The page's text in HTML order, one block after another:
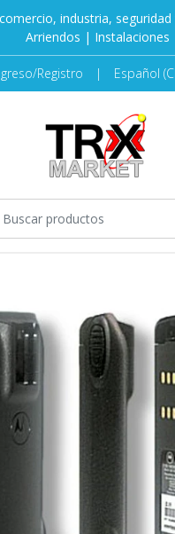
industria,
Arriendos | Instalaciones
Registro | Español